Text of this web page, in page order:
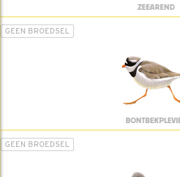
ZEEAREND
GEEN BROEDSEL
GEEN BROEDSEL